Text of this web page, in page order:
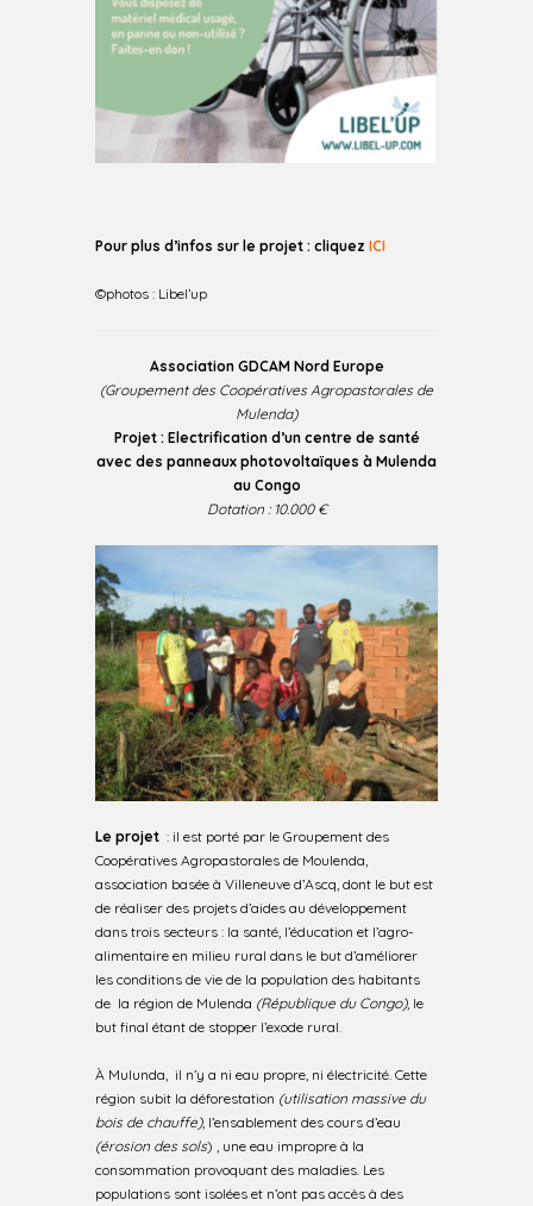
Pour plus d’infos sur le projet : cliquez ICI
©photos : Libel’up
Association GDCAM Nord Europe
(Groupement des Coopératives Agropastorales de
Mulenda)
Projet : Electrification d’un centre de santé
avec des panneaux photovoltaïques à Mulenda
au Congo
Dotation : 10.000 €
Le projet : il est porté par le Groupement des
Coopératives Agropastorales de Moulenda,
association basée à Villeneuve d’Ascq, dont le but est
de réaliser des projets d’aides au développement
dans trois secteurs : la santé, l’éducation et l’agro-
alimentaire en milieu rural dans le but d’améliorer
les conditions de vie de la population des habitants
de la région de Mulenda (République du Congo), le
but final étant de stopper l’exode rural.
À Mulunda, il n’y a ni eau propre, ni électricité. Cette
région subit la déforestation (utilisation massive du
bois de chauffe), l’ensablement des cours d’eau
(érosion des sols) , une eau impropre à la
consommation provoquant des maladies. Les
populations sont isolées et n’ont pas accès à des